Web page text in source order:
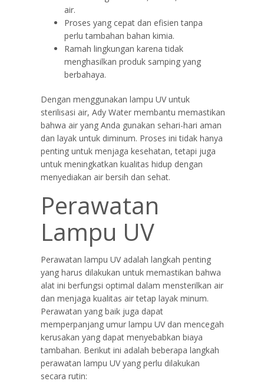
air.
Proses yang cepat dan efisien tanpa
perlu tambahan bahan kimia.
Ramah lingkungan karena tidak
menghasilkan produk samping yang
berbahaya.
Dengan menggunakan lampu UV untuk
sterilisasi air, Ady Water membantu memastikan
bahwa air yang Anda gunakan sehari-hari aman
dan layak untuk diminum. Proses ini tidak hanya
penting untuk menjaga kesehatan, tetapi juga
untuk meningkatkan kualitas hidup dengan
menyediakan air bersih dan sehat.
Perawatan
Lampu UV
Perawatan lampu UV adalah langkah penting
yang harus dilakukan untuk memastikan bahwa
alat ini berfungsi optimal dalam mensterilkan air
dan menjaga kualitas air tetap layak minum.
Perawatan yang baik juga dapat
memperpanjang umur lampu UV dan mencegah
kerusakan yang dapat menyebabkan biaya
tambahan. Berikut ini adalah beberapa langkah
perawatan lampu UV yang perlu dilakukan
secara rutin: